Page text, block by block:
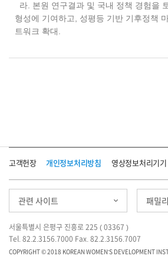
라. 본원 연구결과 및 국내 정책 경험을
형성에 기여하고, 성평등 기반 기후정책
트워크 확대.
고객헌장 개인정보처리방침 영상정보처리기
관련 사이트 패밀
서울특별시 은평구 진흥로 225 ( 03367 )
Tel. 82.2.3156.7000 Fax. 82.2.3156.7007
COPYRIGHT © 2018 KOREAN WOMEN'S DEVELOPMENT